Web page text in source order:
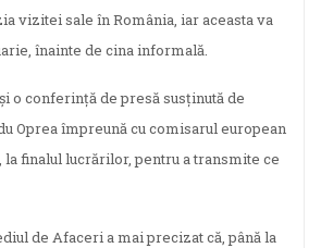
vizitei sale în România, iar aceasta va
înainte de cina informală.
o conferinţă de presă susţinută de
Oprea împreună cu comisarul european
finalul lucrărilor, pentru a transmite ce
de Afaceri a mai precizat că, până la